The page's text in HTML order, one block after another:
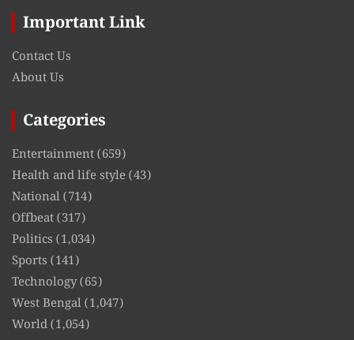
Important Link
Contact Us
About Us
Categories
Entertainment(659)
Health and life style(43)
National(714)
Offbeat(317)
Politics (1,034)
Sports (141)
Technology(65)
West Bengal(1,047)
World(1,054)